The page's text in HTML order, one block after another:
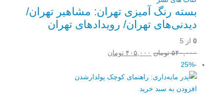
بسته رنگ آمیزی تهران: مشاهیر تهران/
دیدنی‌های تهران/ رویدادهای تهران
0 از 5
۵۴۰,۰۰۰ تومان قیمت
۵۴۰,۰۰۰ تومان
بود.
۴۰۵,۰۰۰ تومان
۴۰۵,۰۰۰ تومان.
-25%
افزودن به سبد خرید